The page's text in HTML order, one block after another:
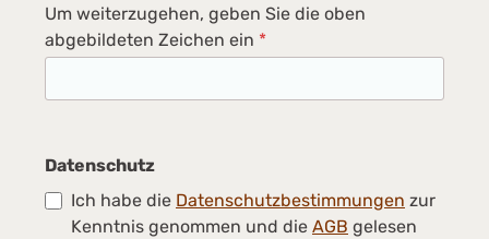
Um weiterzugehen, geben Sie die oben
abgebildeten Zeichen ein *
Datenschutz
Ich habe die Datenschutzbestimmungen zur
Kenntnis genommen und die AGB gelesen